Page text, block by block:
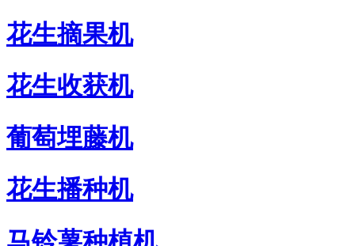
花生摘果机
花生收获机
葡萄埋藤机
花生播种机